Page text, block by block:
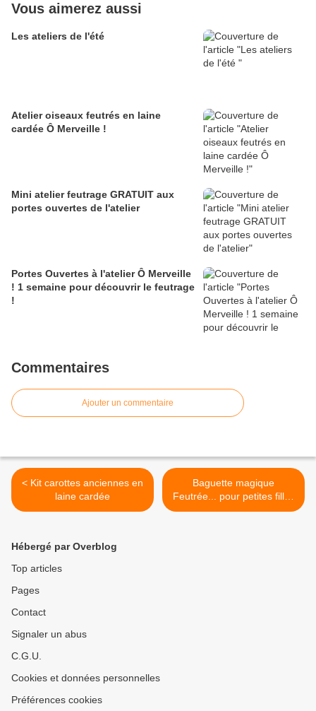
Vous aimerez aussi
Les ateliers de l'été
Atelier oiseaux feutrés en laine
cardée Ô Merveille !
Mini atelier feutrage GRATUIT aux
portes ouvertes de l'atelier
Portes Ouvertes à l'atelier Ô Merveille
! 1 semaine pour découvrir le feutrage
!
Commentaires
Ajouter un commentaire
< Kit carottes anciennes en
laine cardée
Baguette magique
Feutrée... pour petites filles
sages >
Hébergé par Overblog
Top articles
Pages
Contact
Signaler un abus
C.G.U.
Cookies et données personnelles
Préférences cookies